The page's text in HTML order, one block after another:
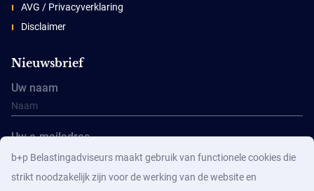
AVG / Privacyverklaring
Disclaimer
Nieuwsbrief
Uw naam
Uw e-mailadres
b+p Belastingadviseurs maakt gebruik van functionele cookies die
strikt noodzakelijk zijn voor de werking van de website en